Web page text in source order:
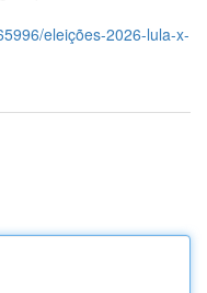
eleições-2026-lula-x-